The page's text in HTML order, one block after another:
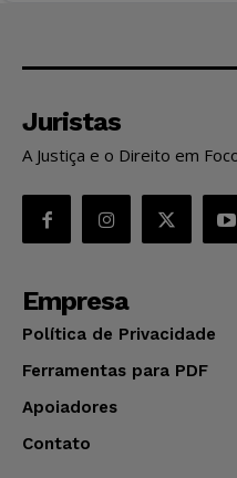
Juristas
A Justiça e o Direito em
Empresa
Política de Privacidade
Ferramentas para PDF
Apoiadores
Contato